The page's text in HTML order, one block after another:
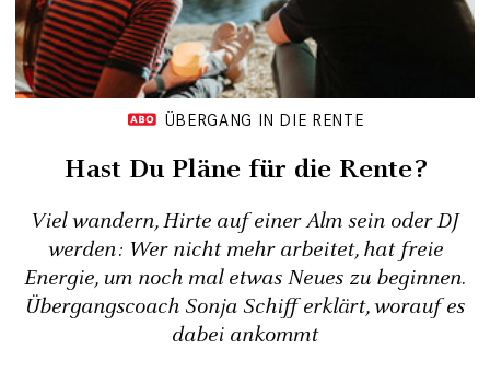
ÜBERGANG IN DIE RENTE
Hast Du Pläne für die Rente?
Viel wandern, Hirte auf einer Alm sein oder DJ
werden: Wer nicht mehr arbeitet, hat freie
Energie, um noch mal etwas Neues zu beginnen.
Übergangscoach Sonja Schiff erklärt, worauf es
dabei ankommt